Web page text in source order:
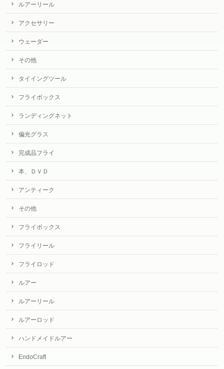
ルアーリール
アクセサリー
ウェーダー
その他
タイイングツール
フライボックス
ランディングネット
偏光グラス
完成品フライ
本、ＤＶＤ
アンティーク
その他
フライボックス
フライリール
フライロッド
ルアー
ルアーリール
ルアーロッド
ハンドメイドルアー
EndoCraft